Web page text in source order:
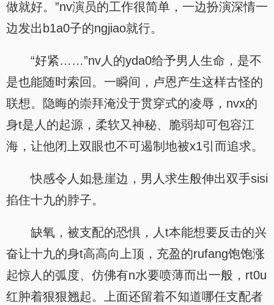
做就好。”nv演员的工作很简单，一边扮演深情一
边发出b1a0子的ngjiao就行。
“好紧……”nv人的yda0给予男人生命，是不
是也能随时索回。一瞬间，卢恩产生这样古怪的
联想。隐晦的崇拜淹没于贯穿式的凌辱，nvx的
身t是人的起源，柔软又神秘、脆弱却可包容江
海，让他闭上双眼也不可遏制地被x1引而追求。
快感令人如悬崖边，男人求生般伸出双手sisi
掐住十九的脖子。
缺氧，被支配的恐惧，人t本能想要反击的兴
奋让十九的身t高高向上顶，充盈的rufang饱饱涨
起惊人的弧度、仿佛有n水要喷薄而出一般，rt0u
红肿着狠狠翘起。上面还留着不知道哪任支配者